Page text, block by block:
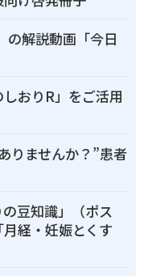
の解説動画「今日
おりR」をご活用
りませんか？”患者
豆知識」（ポス
経・妊娠とくす